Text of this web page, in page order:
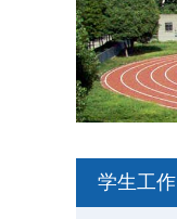
学生工作